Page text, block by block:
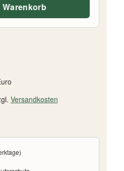
Versandkosten
Warenkorb